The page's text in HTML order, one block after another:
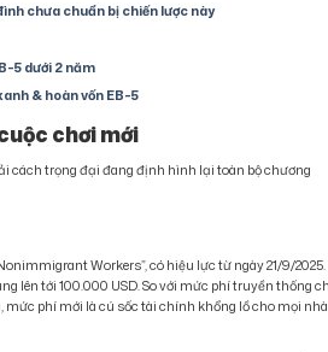
chưa chuẩn bị chiến lược này
5 dưới 2 năm
& hoàn vốn EB-5
chơi mới
cách trọng đại đang định hình lại toàn bộ chương
Workers”, có hiệu lực từ ngày 21/9/2025.
lên tới 100.000 USD. So với mức phí truyền thống
phí mới là cú sốc tài chính khổng lồ cho mọi nhà